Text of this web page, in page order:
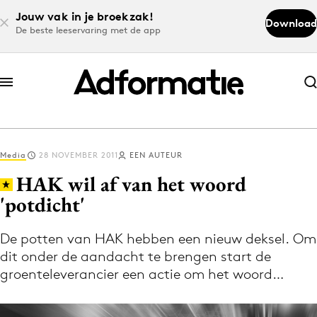
Jouw vak in je broekzak!
De beste leeservaring met de app
Download
Abonneer nu
Abonneer nu
Log in
Volg het laatste nieuws via de Adformatie
Nieuws app
Media 28 NOVEMBER 2011 EEN AUTEUR
HAK wil af van het woord
'potdicht'
De potten van HAK hebben een nieuw deksel. Om
dit onder de aandacht te brengen start de
groenteleverancier een actie om het woord…